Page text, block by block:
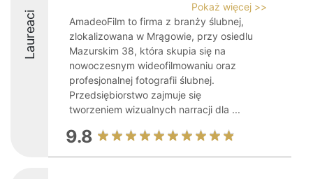
Laureaci
Pokaż więcej >>
AmadeoFilm to firma z branży ślubnej,
zlokalizowana w Mrągowie, przy osiedlu
Mazurskim 38, która skupia się na
nowoczesnym wideofilmowaniu oraz
profesjonalnej fotografii ślubnej.
Przedsiębiorstwo zajmuje się
tworzeniem wizualnych narracji dla ...
9.8